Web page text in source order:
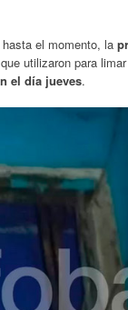
el momento, la
utilizaron para
el día jueves.